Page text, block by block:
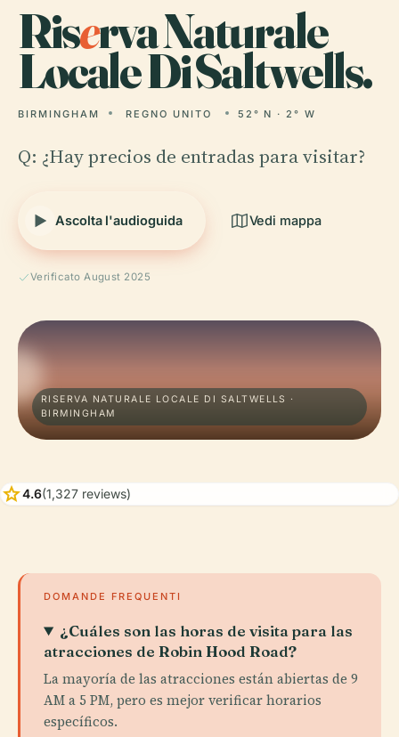
Riserva Naturale
Locale Di Saltwells.
BIRMINGHAM REGNO UNITO 52° N · 2° W
Q: ¿Hay precios de entradas para visitar?
Ascolta l'audioguida Vedi mappa
Verificato August 2025
RISERVA NATURALE LOCALE DI SALTWELLS ·
BIRMINGHAM
star4.6(1,327 reviews)
DOMANDE FREQUENTI
¿Cuáles son las horas de visita para las
atracciones de Robin Hood Road?
La mayoría de las atracciones están abiertas de 9
AM a 5 PM, pero es mejor verificar horarios
específicos.